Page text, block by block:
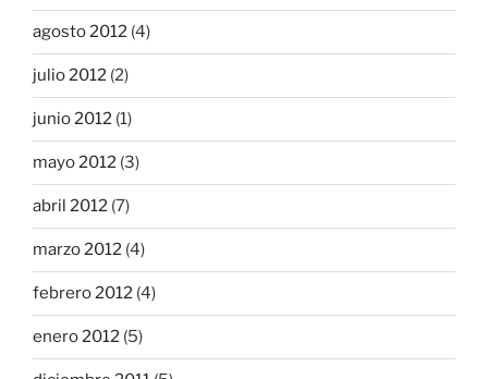
agosto 2012 (4)
julio 2012 (2)
junio 2012 (1)
mayo 2012 (3)
abril 2012 (7)
marzo 2012 (4)
febrero 2012 (4)
enero 2012 (5)